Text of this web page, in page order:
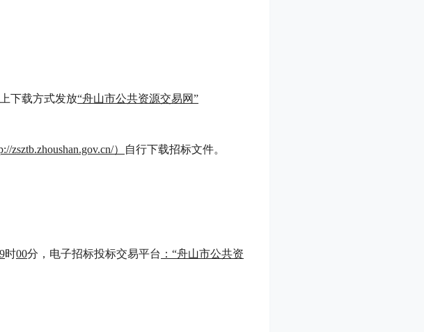
下载方式发放“舟山市公共资源交易网”
） 自行下载招标文件。
9时00分，电子招标投标交易平台 ： “舟山市公共资